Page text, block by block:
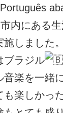
内にある
しました。
ブラジル
音楽を一緒
も楽しかっ